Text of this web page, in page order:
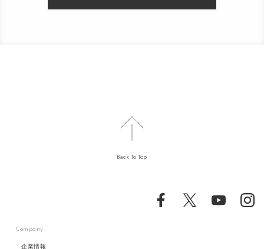
Back To Top
Company
企業情報